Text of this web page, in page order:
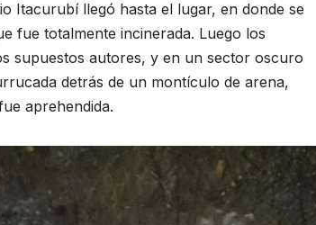
Itacurubí llegó hasta el lugar, en donde se
fue totalmente incinerada. Luego los
supuestos autores, y en un sector oscuro
detrás de un montículo de arena,
aprehendida.